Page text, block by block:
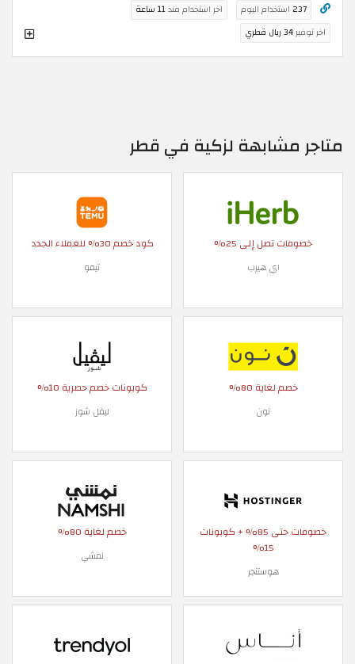
237 استخدام اليوم اخر استخدام منذ11 ساعة
اخر توفير34 ريال قطري
متاجر مشابهة لزكية في قطر
خصومات تصل إلى 25%
اي هيرب
كود خصم 30% للعملاء الجدد
تيمو
خصم لغاية 80%
نون
كوبونات خصم حصرية 10%
ليفل شوز
خصومات حتى 85% + كوبونات
15%
هوستنجر
خصم لغاية 80%
نمشي